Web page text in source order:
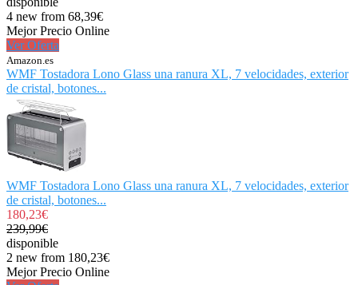
4 new from 68,39€
Mejor Precio Online
Ver Oferta
Amazon.es
WMF Tostadora Lono Glass una ranura XL, 7 velocidades, exterior
de cristal, botones...
WMF Tostadora Lono Glass una ranura XL, 7 velocidades, exterior
de cristal, botones...
180,23€
239,99€
disponible
2 new from 180,23€
Mejor Precio Online